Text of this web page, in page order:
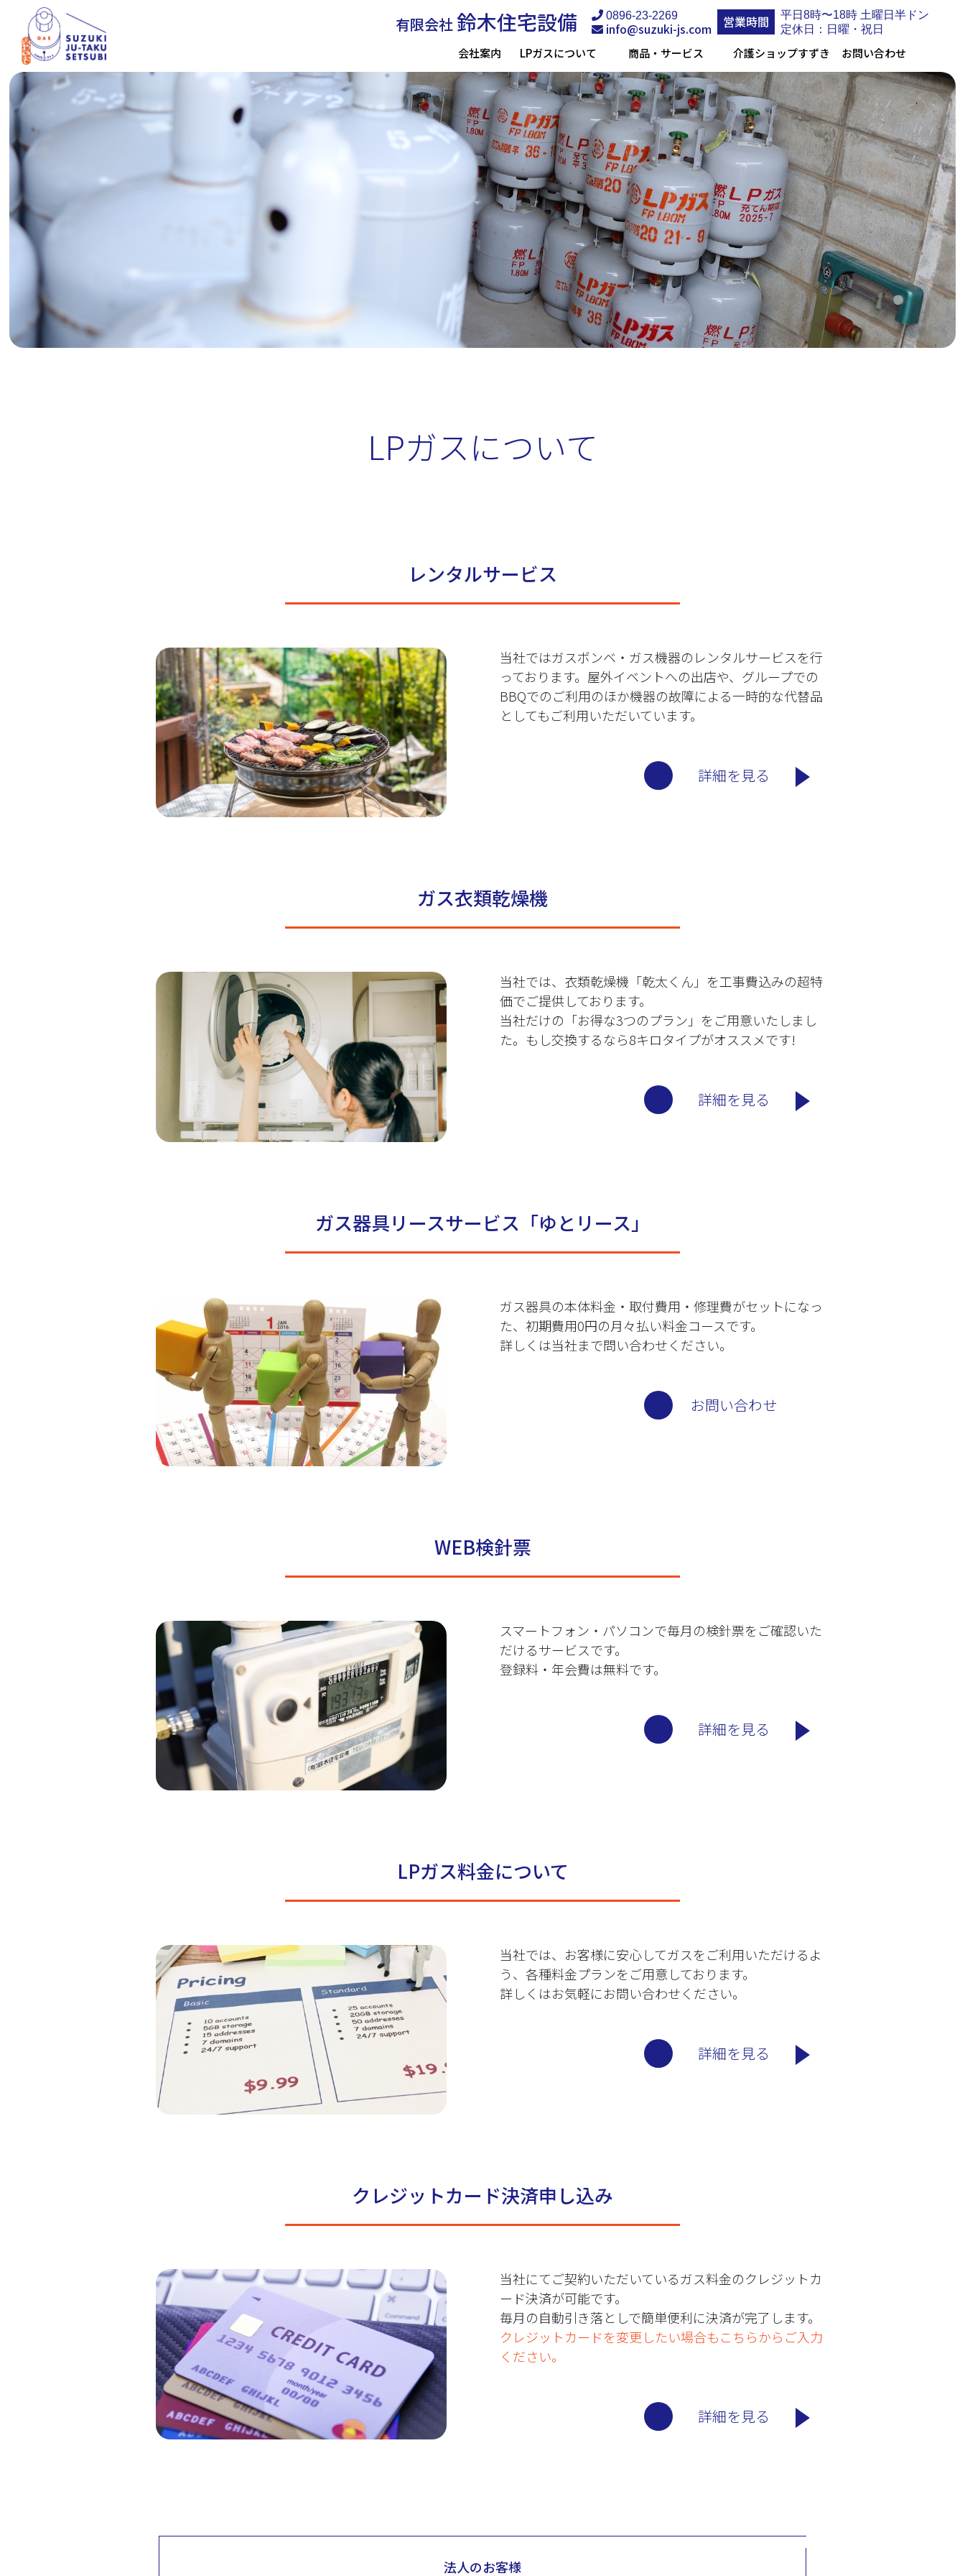
有限会社 鈴木住宅設備 0896-23-2269
info@suzuki-js.com 営業時間
平日8時〜18時 土曜日半ドン
定休日：日曜・祝日
会社案内 LPガスについて 商品・サービス 介護ショップすずき お問い合わせ
LPガスについて
レンタルサービス
当社ではガスボンベ・ガス機器のレンタルサービスを行
っております。屋外イベントへの出店や、グループでの
BBQでのご利用のほか機器の故障による一時的な代替品
としてもご利用いただいています。
詳細を見る
ガス衣類乾燥機
当社では、衣類乾燥機「乾太くん」を工事費込みの超特
価でご提供しております。
当社だけの「お得な3つのプラン」をご用意いたしまし
た。もし交換するなら8キロタイプがオススメです!
詳細を見る
ガス器具リースサービス「ゆとリース」
ガス器具の本体料金・取付費用・修理費がセットになっ
た、初期費用0円の月々払い料金コースです。
詳しくは当社まで問い合わせください。
お問い合わせ
WEB検針票
スマートフォン・パソコンで毎月の検針票をご確認いた
だけるサービスです。
登録料・年会費は無料です。
詳細を見る
LPガス料金について
当社では、お客様に安心してガスをご利用いただけるよ
う、各種料金プランをご用意しております。
詳しくはお気軽にお問い合わせください。
詳細を見る
クレジットカード決済申し込み
当社にてご契約いただいているガス料金のクレジットカ
ード決済が可能です。
毎月の自動引き落としで簡単便利に決済が完了します。
クレジットカードを変更したい場合もこちらからご入力
ください。
詳細を見る
法人のお客様